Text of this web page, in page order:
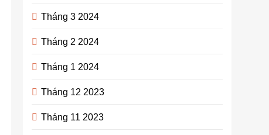
Tháng 3 2024
Tháng 2 2024
Tháng 1 2024
Tháng 12 2023
Tháng 11 2023